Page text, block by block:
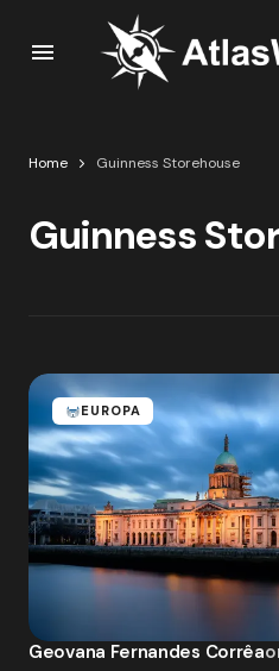
Home Guinness Storehouse
Guinness
EUROPA
Geovana Fernandes Corrêa